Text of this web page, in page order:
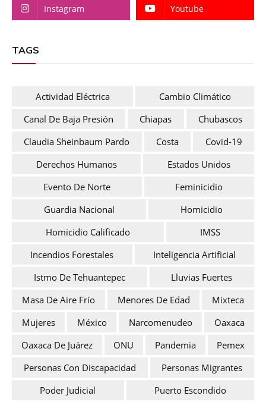
Instagram Youtube
TAGS
Actividad Eléctrica
Cambio Climático
Canal De Baja Presión
Chiapas
Chubascos
Claudia Sheinbaum Pardo
Costa
Covid-19
Derechos Humanos
Estados Unidos
Evento De Norte
Feminicidio
Guardia Nacional
Homicidio
Homicidio Calificado
IMSS
Incendios Forestales
Inteligencia Artificial
Istmo De Tehuantepec
Lluvias Fuertes
Masa De Aire Frío
Menores De Edad
Mixteca
Mujeres
México Narcomenudeo
Oaxaca
Oaxaca De Juárez
ONU Pandemia
Pemex
Personas Con Discapacidad
Personas Migrantes
Poder Judicial
Puerto Escondido